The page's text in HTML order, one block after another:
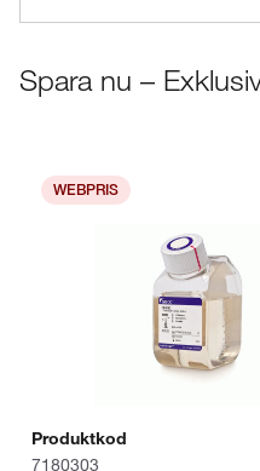
Spara nu –
WEBPRIS
Produktkod
7180303